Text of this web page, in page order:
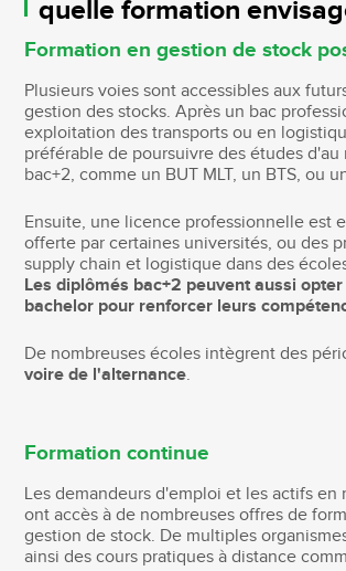
quelle formation
Formation en gestion de stock
Plusieurs voies sont accessibles aux
gestion des stocks. Après un bac
exploitation des transports ou en
préférable de poursuivre des études d'au
bac+2, comme un BUT MLT, un BTS, ou
Ensuite, une licence professionnelle est
offerte par certaines universités, ou des
supply chain et logistique dans des
Les diplômés bac+2 peuvent aussi
bachelor pour renforcer leurs
De nombreuses écoles intègrent des
voire de l'alternance.
Formation continue
Les demandeurs d'emploi et les actifs en
ont accès à de nombreuses offres de
gestion de stock. De multiples
ainsi des cours pratiques à distance